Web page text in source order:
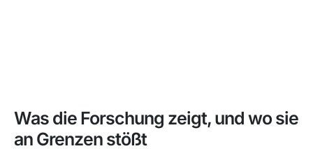
Was die Forschung zeigt, und wo sie
an Grenzen stößt